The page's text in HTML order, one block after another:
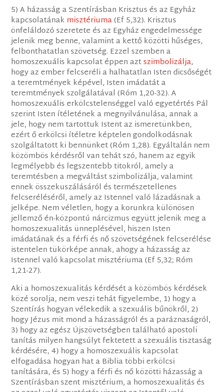
5) A házasság a Szentírásban Krisztus és az Egyház
kapcsolatának misztériuma(Ef 5,32). Krisztus
önfeláldozó szeretete és az Egyház engedelmessége
jelenik meg benne, valamint a kettő közötti hűséges,
felbonthatatlan szövetség. Ezzel szemben a
homoszexuális kapcsolat éppen aztszimbolizálja,
hogy az ember felcseréli a halhatatlan Isten dicsőségét
a teremtmények képével, Isten imádatát a
teremtmények szolgálatával (Róm 1,20-32). A
homoszexuális erkölcstelenséggel való egyetértés Pál
szerint Isten ítéletének a megnyilvánulása, annak a
jele, hogy nem tartottuk Istent az ismeretünkben,
ezért ő erkölcsi ítéletre képtelen gondolkodásnak
szolgáltatott ki bennünket (Róm 1,28). Egyáltalán nem
közömbös kérdésről van tehát szó, hanem az egyik
legmélyebb és legszentebb titokról, amely a
teremtésben a megváltást szimbolizálja, valamint
ennek összekuszálásáról és természetellenes
felcseréléséről, amely az Istennel való lázadásnak a
jelképe. Nem véletlen, hogy a korunkra különösen
jellemző én-központú nárcizmus együtt jelenik meg a
homoszexualitás ünneplésével, hiszen Isten
imádatának és a férfi és nő szövetségének felcserélése
istentelen tükörképe annak, ahogy a házasság az
Istennel való kapcsolat misztériuma (Ef 5,32; Róm
1,21-27).
Aki a homoszexualitás kérdését a közömbös kérdések
közé sorolja, nem veszi tehát figyelembe, 1) hogy a
Szentírás hogyan vélekedik a szexuális bűnökről, 2)
hogy Jézus mit mond a házasságról és a paráznaságról,
3) hogy az egész Újszövetségben található apostoli
tanítás milyen hangsúlyt fektetett a szexuális tisztaság
kérdésére, 4) hogy a homoszexuális kapcsolat
elfogadása hogyan hat a Biblia többi erkölcsi
tanítására, és 5) hogy a férfi és nő közötti házasság a
Szentírásban szent misztérium, a homoszexualitás és